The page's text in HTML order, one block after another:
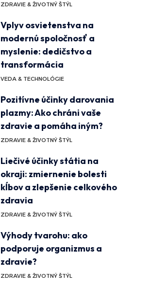
ZDRAVIE & ŽIVOTNÝ ŠTÝL
Vplyv osvietenstva na
modernú spoločnosť a
myslenie: dedičstvo a
transformácia
VEDA & TECHNOLÓGIE
Pozitívne účinky darovania
plazmy: Ako chráni vaše
zdravie a pomáha iným?
ZDRAVIE & ŽIVOTNÝ ŠTÝL
Liečivé účinky státia na
okraji: zmiernenie bolesti
kĺbov a zlepšenie celkového
zdravia
ZDRAVIE & ŽIVOTNÝ ŠTÝL
Výhody tvarohu: ako
podporuje organizmus a
zdravie?
ZDRAVIE & ŽIVOTNÝ ŠTÝL